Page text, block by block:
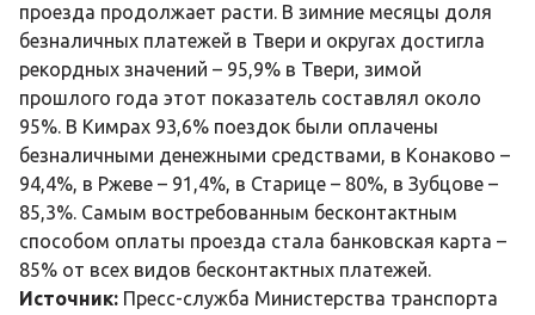
проезда продолжает расти. В зимние месяцы доля
безналичных платежей в Твери и округах достигла
рекордных значений – 95,9% в Твери, зимой
прошлого года этот показатель составлял около
95%. В Кимрах 93,6% поездок были оплачены
безналичными денежными средствами, в Конаково –
94,4%, в Ржеве – 91,4%, в Старице – 80%, в Зубцове –
85,3%. Самым востребованным бесконтактным
способом оплаты проезда стала банковская карта –
85% от всех видов бесконтактных платежей.
Источник: Пресс-служба Министерства транспорта